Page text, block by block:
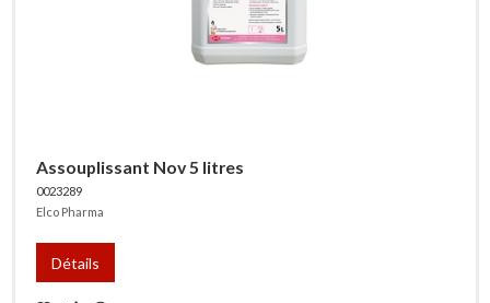
Assouplissant Nov 5 litres
0023289
Elco Pharma
Détails